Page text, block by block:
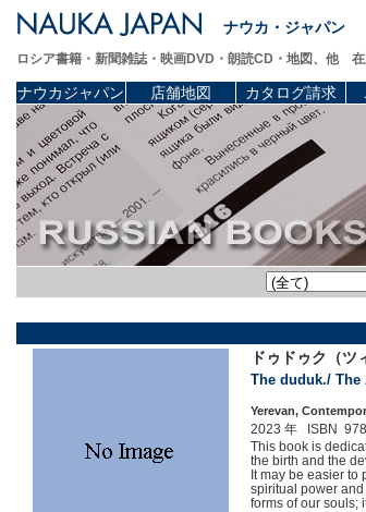
ナウカ・ジャパン
ロシア書籍・新聞雑誌・映画DVD・朗読CD・地図、他
ナウカジャパン 店舗地図 カタログ請求
ドゥドゥク（
The duduk./ The
Yerevan,
2023 年 ISBN
This book is
the birth and the
It may be easier
spiritual power
forms of our souls;